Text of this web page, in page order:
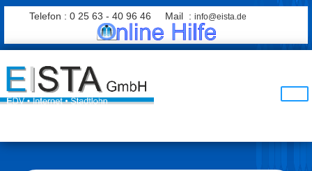
Telefon : 0 25 63 - 40 96 46 Mail : info@eista.de